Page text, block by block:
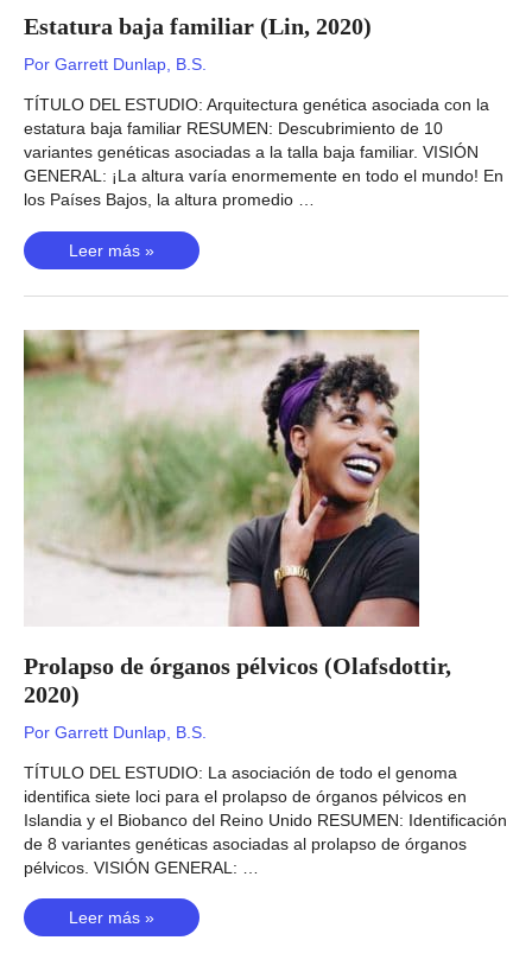
Estatura baja familiar (Lin, 2020)
Por Garrett Dunlap, B.S.
TÍTULO DEL ESTUDIO: Arquitectura genética asociada con la
estatura baja familiar RESUMEN: Descubrimiento de 10
variantes genéticas asociadas a la talla baja familiar. VISIÓN
GENERAL: ¡La altura varía enormemente en todo el mundo! En
los Países Bajos, la altura promedio …
Estatura
baja
familiar
2020)
Leer más »
Prolapso de órganos pélvicos (Olafsdottir,
2020)
Por Garrett Dunlap, B.S.
TÍTULO DEL ESTUDIO: La asociación de todo el genoma
identifica siete loci para el prolapso de órganos pélvicos en
Islandia y el Biobanco del Reino Unido RESUMEN: Identificación
de 8 variantes genéticas asociadas al prolapso de órganos
pélvicos. VISIÓN GENERAL: …
Prolapso
de
Leer más »